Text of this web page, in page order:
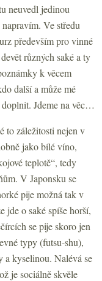
neuvedl jedinou
Ve středu
především pro vinné
různých saké a ty
k věcem
další a může mé
Jdeme na věc…
to záležitosti nejen v
jako bílé víno,
teplotě“, tedy
V Japonsku se
pije možná tak v
jde o saké spíše horší,
se pije skoro jen
typy (futsu-shu),
a kyselinou. Nalévá se
je sociálně skvěle